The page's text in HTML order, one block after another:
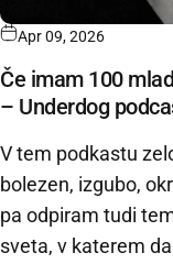
Apr 09, 2026
Če imam 100
– Underdog
V tem podkastu
bolezen, izgubo,
pa odpiram tudi
sveta, v katerem